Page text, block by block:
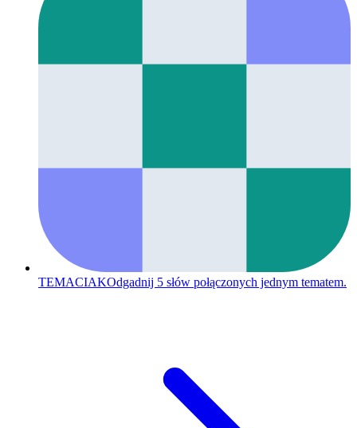
TEMACIAKOdgadnij 5 słów połączonych jednym tematem.